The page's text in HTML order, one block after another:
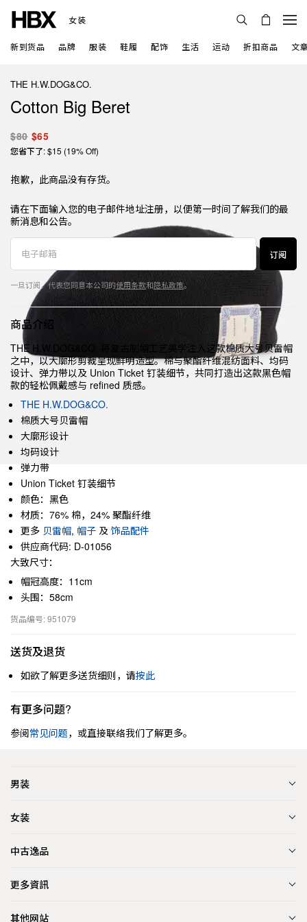
女装
新到货品 品牌 服装 鞋履 配饰 生活 运动 折扣商品 文
THE H.W.DOG&CO.
Cotton Big Beret
$80 $65
您省下了: $15 (19% Off)
抱歉，此商品没有存货。
请在下面输入您的电子邮件地址注册，以便第一时间了解我们的最
新消息和公告。
订阅
一旦订阅，代表您同意本公司的使用条款和隐私政策。
商品介绍
THE H.W.DOG&CO. 将复古制帽工艺美学注入这款棉质大号贝雷帽
之中，以大廓形剪裁呈现鲜明造型。棉与聚酯纤维混纺面料、均码
设计、弹力带以及 Union Ticket 钉装细节，共同打造出这款黑色帽
款的轻松佩戴感与 refined 质感。
THE H.W.DOG&CO.
棉质大号贝雷帽
大廓形设计
均码设计
弹力带
Union Ticket 钉装细节
颜色：黑色
材质：76% 棉，24% 聚酯纤维
更多 贝雷帽, 帽子 及 饰品配件
供应商代码: D-01056
大致尺寸：
帽冠高度：11cm
头围：58cm
货品编号: 951079
送货及退货
如欲了解更多送货细则，请按此
有更多问题?
参阅常见问题，或直接联络我们了解更多。
男装
女装
中古逸品
更多資訊
其他网站